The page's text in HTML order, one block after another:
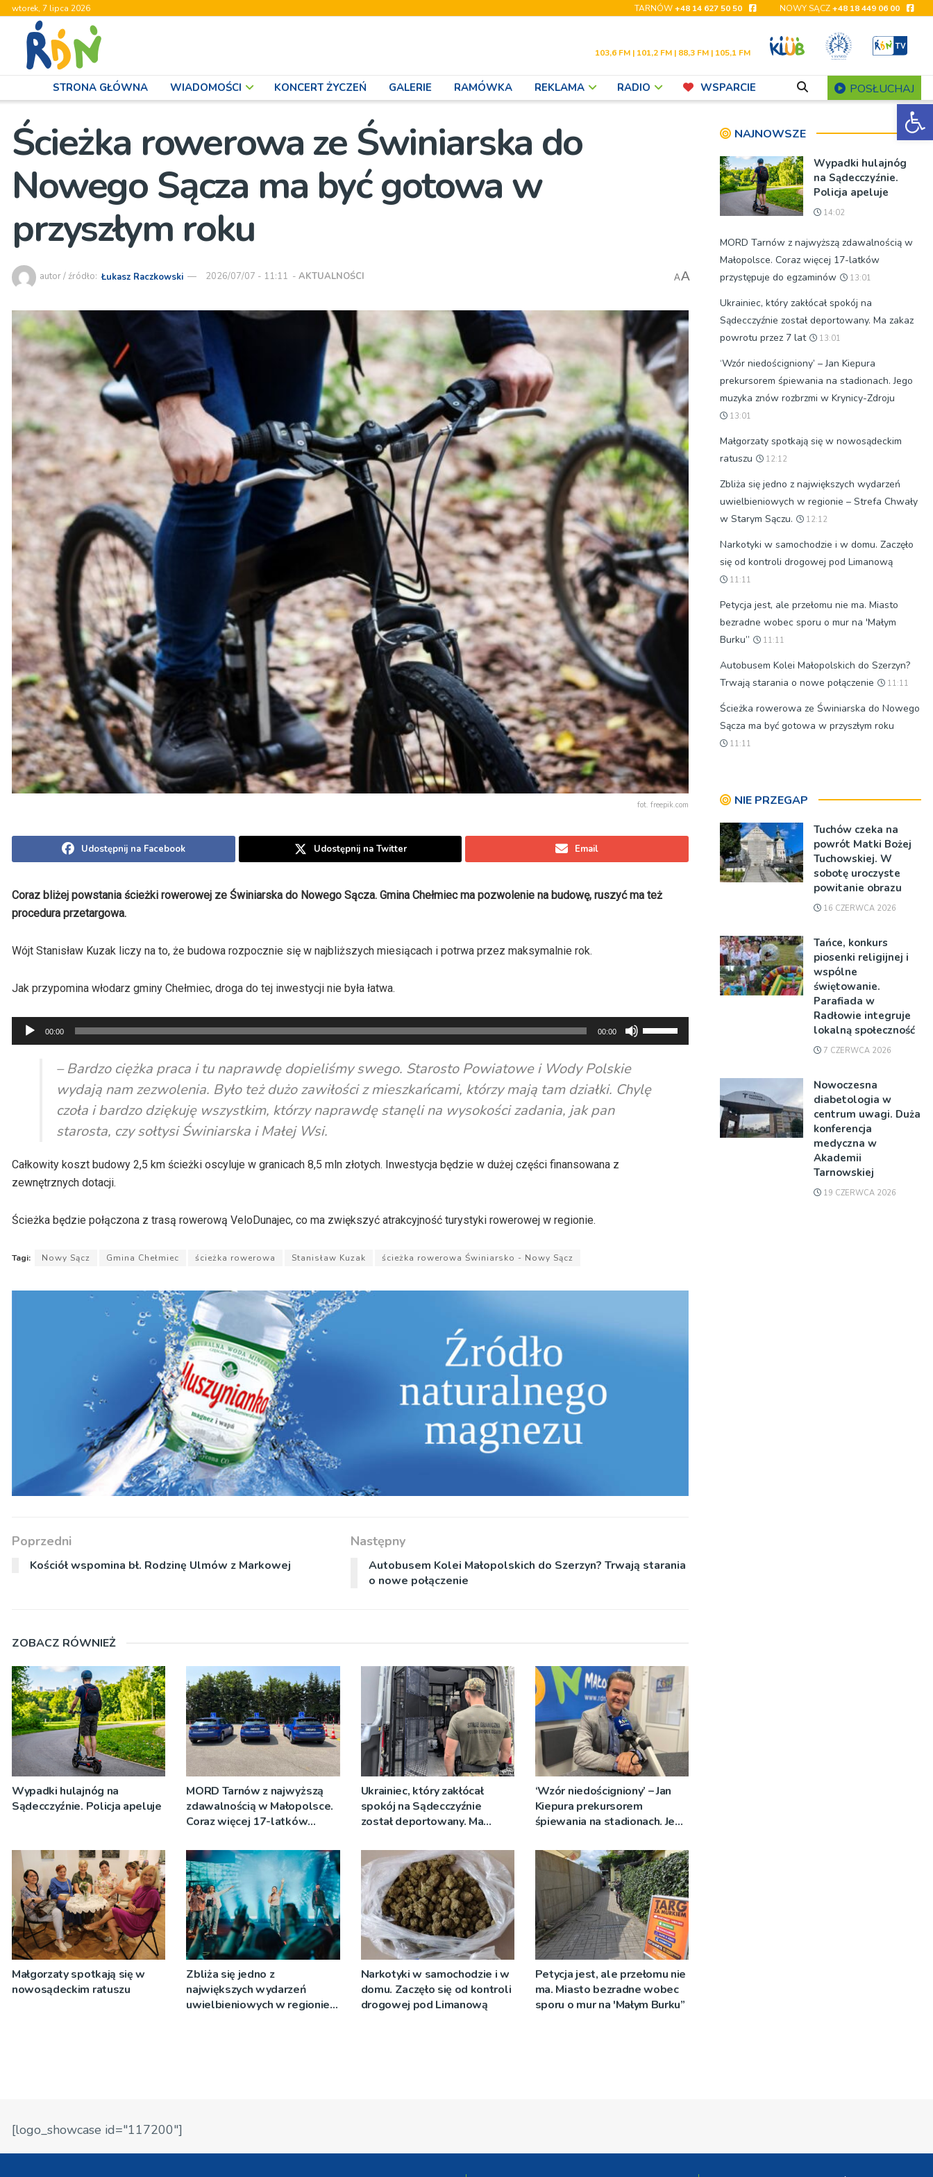
wtorek, 7 lipca 2026 TARNÓW+48 14 627 50 50 NOWY SĄCZ+48 18 449 06 00
103,6 FM | 101,2 FM | 88,3 FM | 105,1 FM
STRONA GŁÓWNA WIADOMOŚCI KONCERT ŻYCZEŃ GALERIE RAMÓWKA REKLAMA RADIO WSPARCIE POSŁUCHAJ
Ścieżka rowerowa ze Świniarska do
Nowego Sącza ma być gotowa w
przyszłym roku
autor / źródło: Łukasz Raczkowski 2026/07/07 - 11:11 - AKTUALNOŚCI AA
fot. freepik.com
Udostępnij na Facebook Udostępnij na Twitter Email
Coraz bliżej powstania ścieżki rowerowej ze Świniarska do Nowego Sącza. Gmina Chełmiec ma pozwolenie na budowę, ruszyć ma też
procedura przetargowa.
Wójt Stanisław Kuzak liczy na to, że budowa rozpocznie się w najbliższych miesiącach i potrwa przez maksymalnie rok.
Jak przypomina włodarz gminy Chełmiec, droga do tej inwestycji nie była łatwa.
Odtwarzacz
plików
dźwiękowych
00:00 00:00
strzałek
oraz
– Bardzo ciężka praca i tu naprawdę dopieliśmy swego. Starosto Powiatowe i Wody Polskie
wydają nam zezwolenia. Było też dużo zawiłości z mieszkańcami, którzy mają tam działki. Chylę
czoła i bardzo dziękuję wszystkim, którzy naprawdę stanęli na wysokości zadania, jak pan
starosta, czy sołtysi Świniarska i Małej Wsi.
Całkowity koszt budowy 2,5 km ścieżki oscyluje w granicach 8,5 mln złotych. Inwestycja będzie w dużej części finansowana z
zewnętrznych dotacji.
Ścieżka będzie połączona z trasą rowerową VeloDunajec, co ma zwiększyć atrakcyjność turystyki rowerowej w regionie.
Tagi: Nowy Sącz Gmina Chełmiec ścieżka rowerowa Stanisław Kuzak ścieżka rowerowa Świniarsko - Nowy Sącz
Poprzedni
Kościół wspomina bł. Rodzinę Ulmów z Markowej
Następny
Autobusem Kolei Małopolskich do Szerzyn? Trwają starania
o nowe połączenie
ZOBACZ RÓWNIEŻ
Wypadki hulajnóg na
Sądecczyźnie. Policja apeluje
MORD Tarnów z najwyższą
zdawalnością w Małopolsce.
Coraz więcej 17-latków
Ukrainiec, który zakłócał
spokój na Sądecczyźnie
został deportowany. Ma
‘Wzór niedościgniony’ – Jan
Kiepura prekursorem
śpiewania na stadionach. Jego
Krynicy-Zdroju
Małgorzaty spotkają się w
nowosądeckim ratuszu
Zbliża się jedno z
największych wydarzeń
uwielbieniowych w regionie –
Narkotyki w samochodzie i w
domu. Zaczęło się od kontroli
drogowej pod Limanową
Petycja jest, ale przełomu nie
ma. Miasto bezradne wobec
sporu o mur na 'Małym Burku”
NAJNOWSZE
Wypadki hulajnóg
na Sądecczyźnie.
Policja apeluje
14:02
MORD Tarnów z najwyższą zdawalnością w
Małopolsce. Coraz więcej 17-latków
przystępuje do egzaminów
13:01
Ukrainiec, który zakłócał spokój na
Sądecczyźnie został deportowany. Ma zakaz
powrotu przez 7 lat
13:01
‘Wzór niedościgniony’ – Jan Kiepura
prekursorem śpiewania na stadionach. Jego
muzyka znów rozbrzmi w Krynicy-Zdroju
13:01
Małgorzaty spotkają się w nowosądeckim
ratuszu
12:12
Zbliża się jedno z największych wydarzeń
uwielbieniowych w regionie – Strefa Chwały
w Starym Sączu.
12:12
Narkotyki w samochodzie i w domu. Zaczęło
się od kontroli drogowej pod Limanową
11:11
Petycja jest, ale przełomu nie ma. Miasto
bezradne wobec sporu o mur na 'Małym
Burku”
11:11
Autobusem Kolei Małopolskich do Szerzyn?
Trwają starania o nowe połączenie
11:11
Ścieżka rowerowa ze Świniarska do Nowego
Sącza ma być gotowa w przyszłym roku
11:11
NIE PRZEGAP
Tuchów czeka na
powrót Matki Bożej
Tuchowskiej. W
sobotę uroczyste
powitanie obrazu
16 CZERWCA 2026
Tańce, konkurs
piosenki religijnej i
wspólne
świętowanie.
Parafiada w
Radłowie integruje
lokalną społeczność
7 CZERWCA 2026
Nowoczesna
diabetologia w
centrum uwagi. Duża
konferencja
medyczna w
Akademii
Tarnowskiej
19 CZERWCA 2026
[logo_showcase id="117200"]